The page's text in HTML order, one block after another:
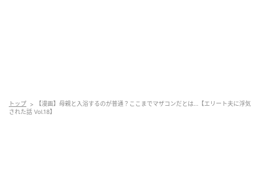
エキサイトニュース
トップ
【漫画】母親と入浴するのが普通？ここまでマザコンだとは…【エリート夫に浮気
された話 Vol.18】